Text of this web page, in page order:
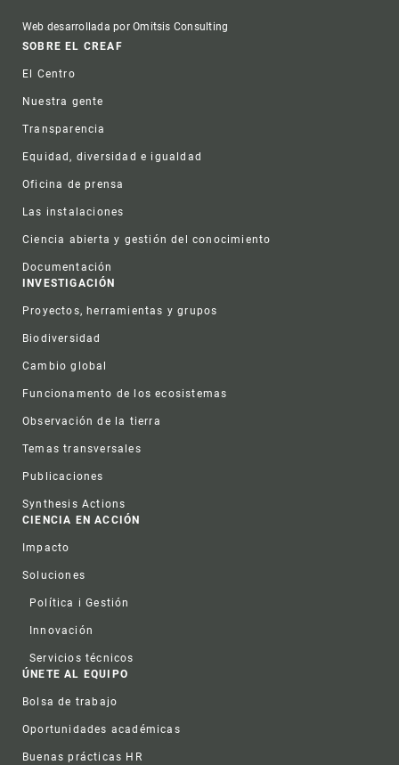
Web desarrollada por Omitsis Consulting
Footer
SOBRE EL CREAF
El Centro
Nuestra gente
Transparencia
Equidad, diversidad e igualdad
Oficina de prensa
Las instalaciones
Ciencia abierta y gestión del conocimiento
Documentación
INVESTIGACIÓN
Proyectos, herramientas y grupos
Biodiversidad
Cambio global
Funcionamento de los ecosistemas
Observación de la tierra
Temas transversales
Publicaciones
Synthesis Actions
CIENCIA EN ACCIÓN
Impacto
Soluciones
Política i Gestión
Innovación
Servicios técnicos
ÚNETE AL EQUIPO
Bolsa de trabajo
Oportunidades académicas
Buenas prácticas HR